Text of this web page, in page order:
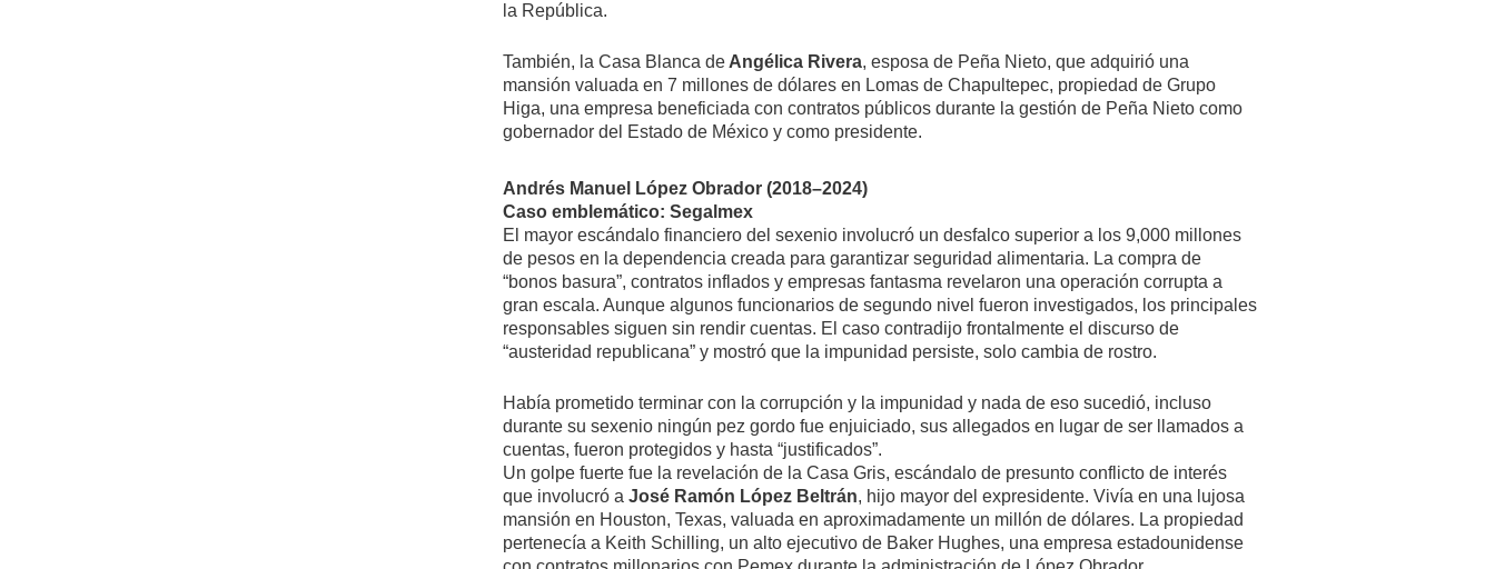
la República.
También, la Casa Blanca de Angélica Rivera, esposa de Peña Nieto, que adquirió una
mansión valuada en 7 millones de dólares en Lomas de Chapultepec, propiedad de Grupo
Higa, una empresa beneficiada con contratos públicos durante la gestión de Peña Nieto como
gobernador del Estado de México y como presidente.
Andrés Manuel López Obrador (2018–2024)
Caso emblemático: Segalmex
El mayor escándalo financiero del sexenio involucró un desfalco superior a los 9,000 millones
de pesos en la dependencia creada para garantizar seguridad alimentaria. La compra de
“bonos basura”, contratos inflados y empresas fantasma revelaron una operación corrupta a
gran escala. Aunque algunos funcionarios de segundo nivel fueron investigados, los principales
responsables siguen sin rendir cuentas. El caso contradijo frontalmente el discurso de
“austeridad republicana” y mostró que la impunidad persiste, solo cambia de rostro.
Había prometido terminar con la corrupción y la impunidad y nada de eso sucedió, incluso
durante su sexenio ningún pez gordo fue enjuiciado, sus allegados en lugar de ser llamados a
cuentas, fueron protegidos y hasta “justificados”.
Un golpe fuerte fue la revelación de la Casa Gris, escándalo de presunto conflicto de interés
que involucró a José Ramón López Beltrán, hijo mayor del expresidente. Vivía en una lujosa
mansión en Houston, Texas, valuada en aproximadamente un millón de dólares. La propiedad
pertenecía a Keith Schilling, un alto ejecutivo de Baker Hughes, una empresa estadounidense